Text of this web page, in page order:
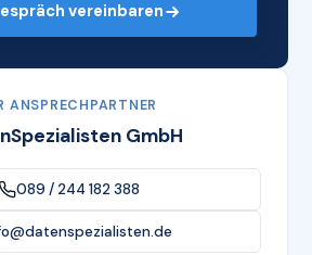
vereinbaren
ANSPRECHPARTNER
GmbH
089 / 244 182 388